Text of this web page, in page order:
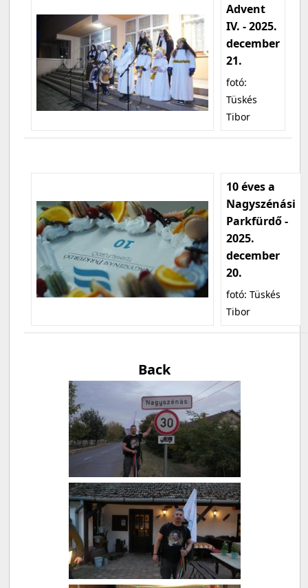
Advent
IV. - 2025.
december
21.
fotó:
Tüskés
Tibor
10 éves a
Nagyszénási
Parkfürdő -
2025.
december
20.
fotó: Tüskés
Tibor
Back